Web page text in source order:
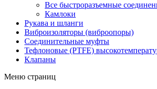
Все быстроразъемные
Камлоки
Рукава и шланги
Виброизоляторы (виброопоры)
Соединительные муфты
Тефлоновые (PTFE)
Клапаны
Меню страниц